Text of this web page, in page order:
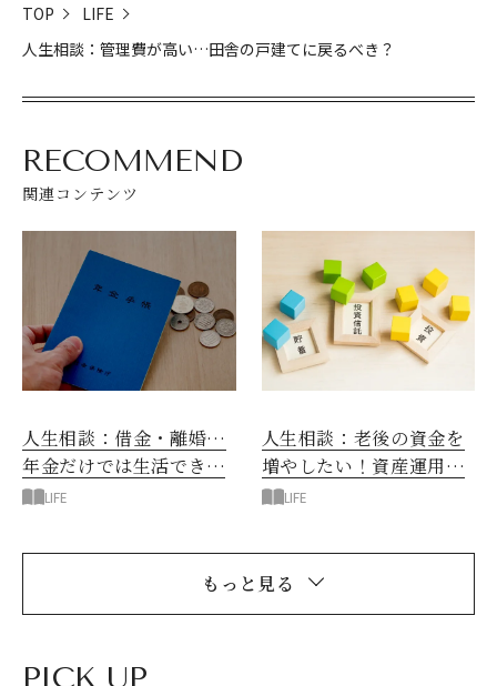
TOP
LIFE
人生相談：管理費が高い…田舎の戸建てに戻るべき？
RECOMMEND
関連コンテンツ
人生相談：借金・離婚…
年金だけでは生活できな
い！
LIFE
人生相談：老後の資金を
増やしたい！資産運用す
べき？
LIFE
もっと見る
PICK UP